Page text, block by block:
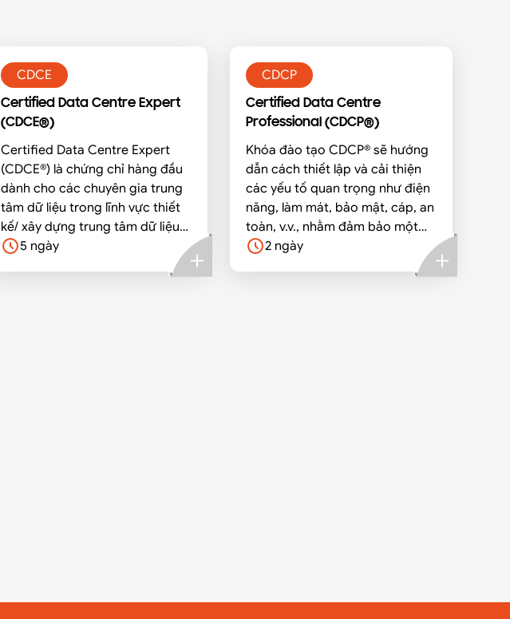
CDCE
Certified Data Centre Expert
(CDCE®)
Certified Data Centre Expert
(CDCE®) là chứng chỉ hàng đầu
dành cho các chuyên gia trung
tâm dữ liệu trong lĩnh vực thiết
kế/ xây dựng trung tâm dữ liệu
và các lĩnh vực liên quan.
5 ngày
CDCP
Certified Data Centre
Professional (CDCP®)
Khóa đào tạo CDCP® sẽ hướng
dẫn cách thiết lập và cải thiện
các yếu tố quan trọng như điện
năng, làm mát, bảo mật, cáp, an
toàn, v.v., nhằm đảm bảo một
trung tâm dữ liệu có tính sẵn
sàng cao (high-available data
2 ngày